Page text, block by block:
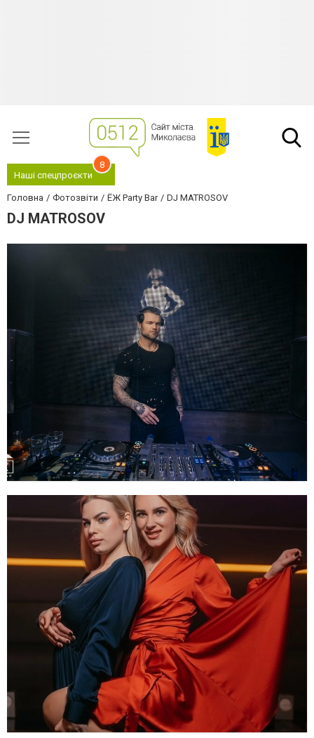
Наші спецпроєкти
8
Головна Фотозвіти ЁЖ Party Bar DJ MATROSOV
DJ MATROSOV